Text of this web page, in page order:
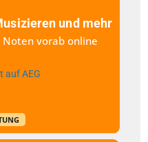
und mehr
vorab online
auf AEG